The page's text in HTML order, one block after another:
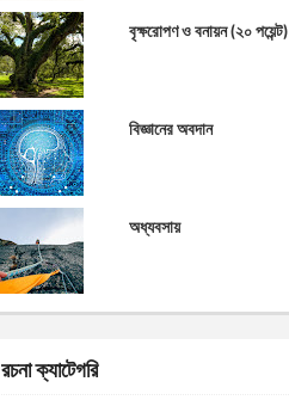
বৃক্ষরোপণ ও বনায়ন (২০ পয়েন্ট)
বিজ্ঞানের অবদান
অধ্যবসায়
রচনা ক্যাটেগরি